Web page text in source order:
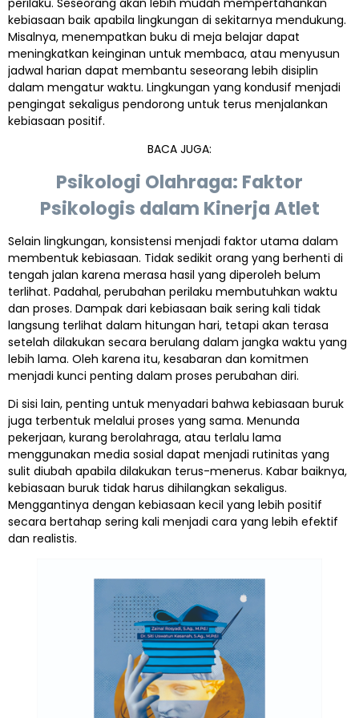
perilaku. Seseorang akan lebih mudah mempertahankan
kebiasaan baik apabila lingkungan di sekitarnya mendukung.
Misalnya, menempatkan buku di meja belajar dapat
meningkatkan keinginan untuk membaca, atau menyusun
jadwal harian dapat membantu seseorang lebih disiplin
dalam mengatur waktu. Lingkungan yang kondusif menjadi
pengingat sekaligus pendorong untuk terus menjalankan
kebiasaan positif.
BACA JUGA:
Psikologi Olahraga: Faktor
Psikologis dalam Kinerja Atlet
Selain lingkungan, konsistensi menjadi faktor utama dalam
membentuk kebiasaan. Tidak sedikit orang yang berhenti di
tengah jalan karena merasa hasil yang diperoleh belum
terlihat. Padahal, perubahan perilaku membutuhkan waktu
dan proses. Dampak dari kebiasaan baik sering kali tidak
langsung terlihat dalam hitungan hari, tetapi akan terasa
setelah dilakukan secara berulang dalam jangka waktu yang
lebih lama. Oleh karena itu, kesabaran dan komitmen
menjadi kunci penting dalam proses perubahan diri.
Di sisi lain, penting untuk menyadari bahwa kebiasaan buruk
juga terbentuk melalui proses yang sama. Menunda
pekerjaan, kurang berolahraga, atau terlalu lama
menggunakan media sosial dapat menjadi rutinitas yang
sulit diubah apabila dilakukan terus-menerus. Kabar baiknya,
kebiasaan buruk tidak harus dihilangkan sekaligus.
Menggantinya dengan kebiasaan kecil yang lebih positif
secara bertahap sering kali menjadi cara yang lebih efektif
dan realistis.